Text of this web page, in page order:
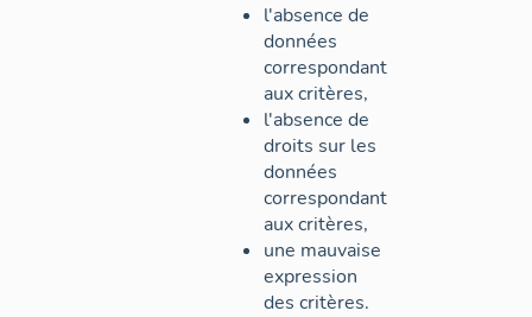
l'absence de
données
correspondant
aux critères,
l'absence de
droits sur les
données
correspondant
aux critères,
une mauvaise
expression
des critères.